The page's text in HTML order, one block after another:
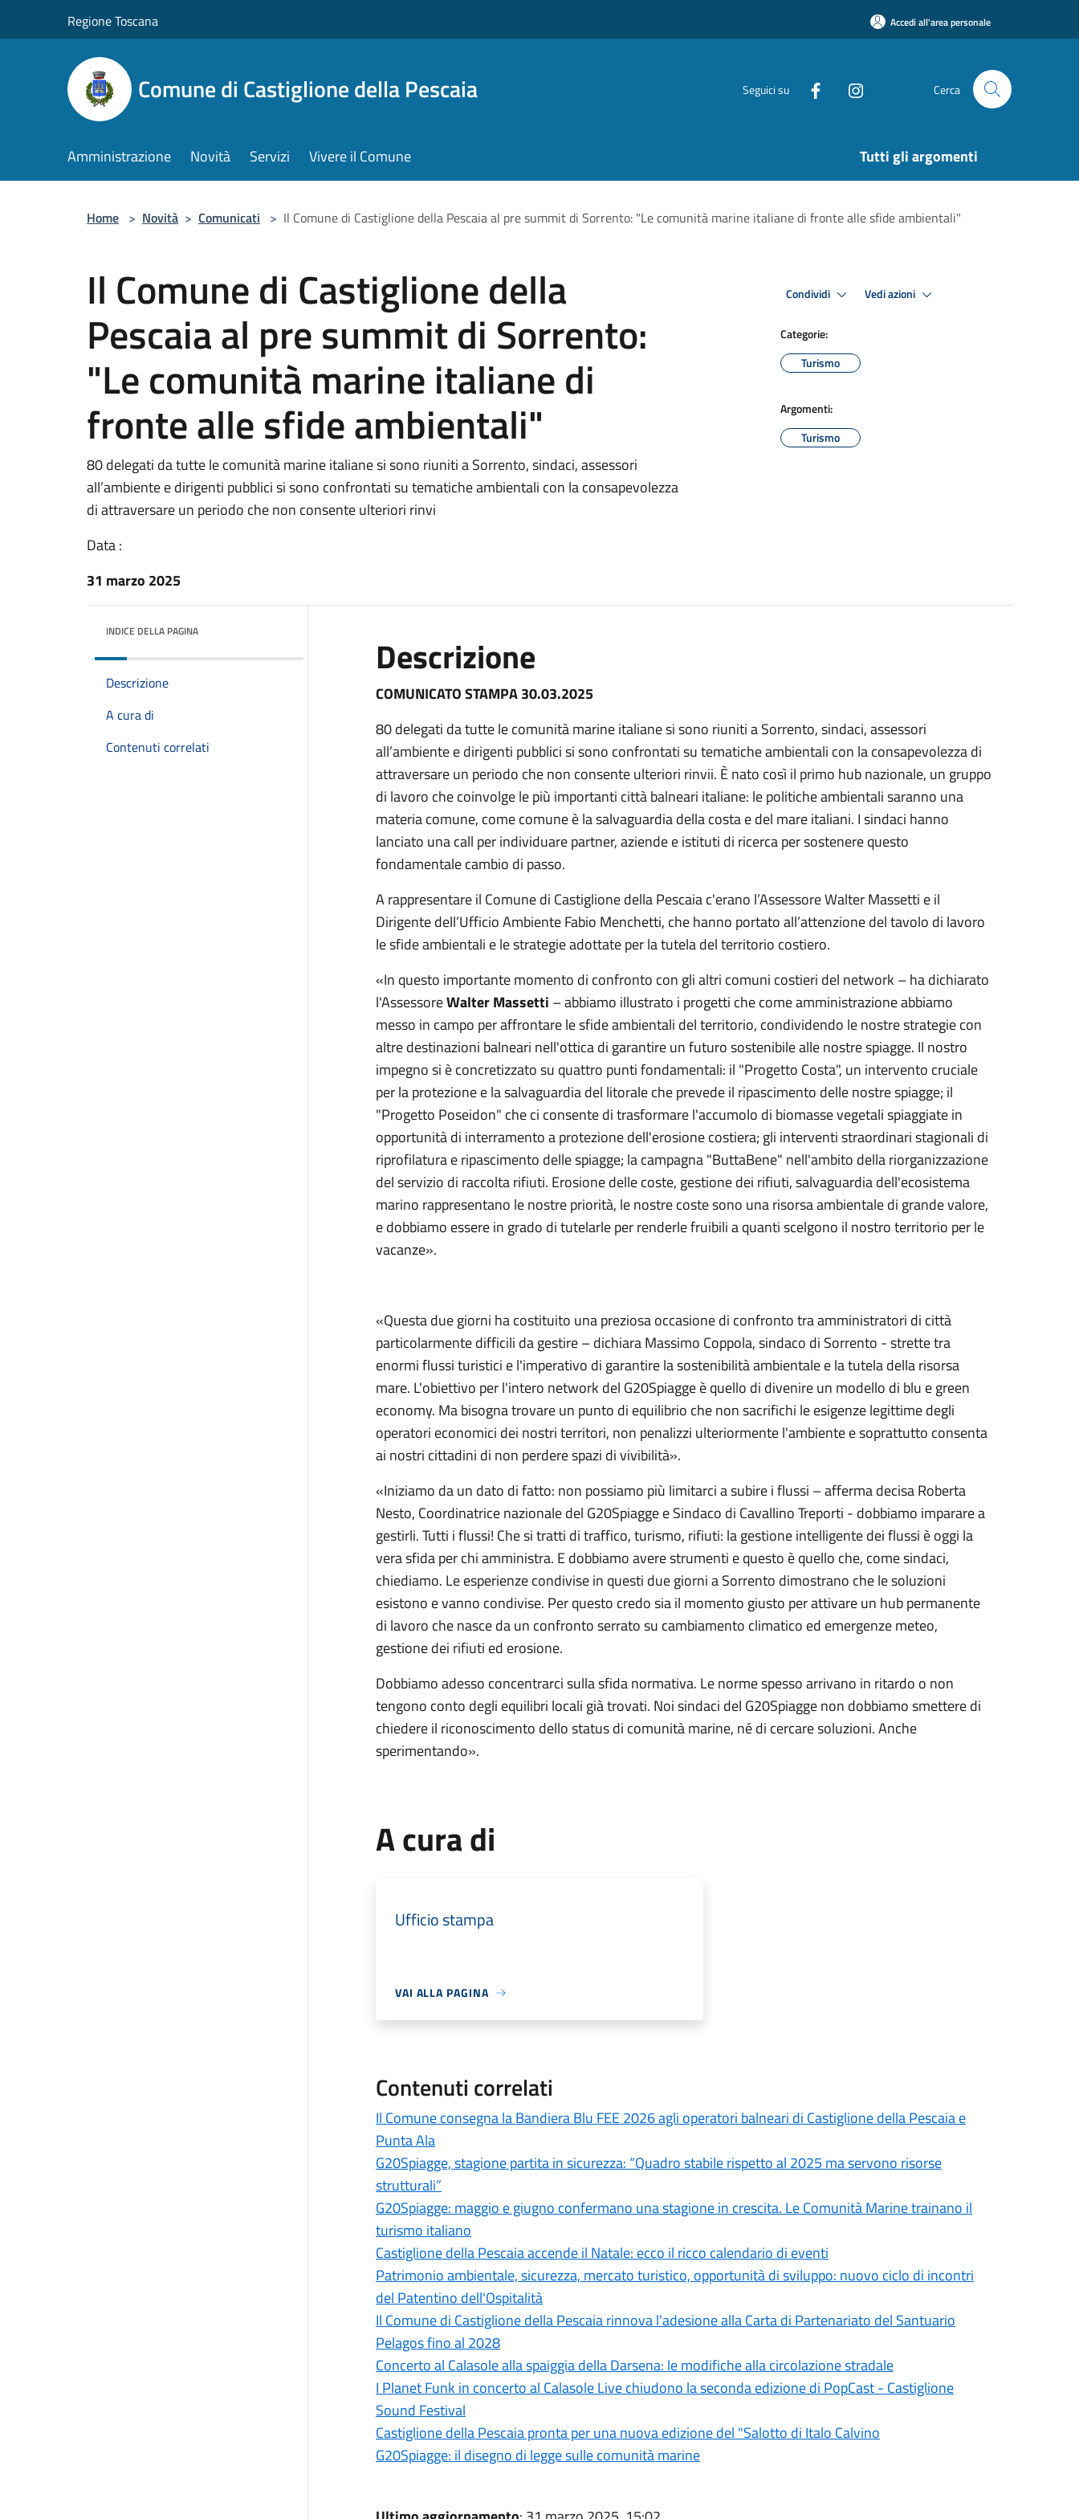
Regione Toscana Accedi all'area personale
Comune di Castiglione della Pescaia Seguici su Cerca
Amministrazione Novità Servizi Vivere il Comune Tutti gli argomenti
Home > Novità > Comunicati > Il Comune di Castiglione della Pescaia al pre summit di Sorrento: "Le comunità marine italiane di fronte alle sfide ambientali"
Il Comune di Castiglione della
Pescaia al pre summit di Sorrento:
"Le comunità marine italiane di
fronte alle sfide ambientali"
80 delegati da tutte le comunità marine italiane si sono riuniti a Sorrento, sindaci, assessori
all’ambiente e dirigenti pubblici si sono confrontati su tematiche ambientali con la consapevolezza
di attraversare un periodo che non consente ulteriori rinvi
Data :
31 marzo 2025
Condividi Vedi azioni
Categorie:
Turismo
Argomenti:
Turismo
INDICE DELLA PAGINA
Descrizione
A cura di
Contenuti correlati
Descrizione
COMUNICATO STAMPA 30.03.2025
80 delegati da tutte le comunità marine italiane si sono riuniti a Sorrento, sindaci, assessori
all’ambiente e dirigenti pubblici si sono confrontati su tematiche ambientali con la consapevolezza di
attraversare un periodo che non consente ulteriori rinvii. È nato così il primo hub nazionale, un gruppo
di lavoro che coinvolge le più importanti città balneari italiane: le politiche ambientali saranno una
materia comune, come comune è la salvaguardia della costa e del mare italiani. I sindaci hanno
lanciato una call per individuare partner, aziende e istituti di ricerca per sostenere questo
fondamentale cambio di passo.
A rappresentare il Comune di Castiglione della Pescaia c'erano l’Assessore Walter Massetti e il
Dirigente dell’Ufficio Ambiente Fabio Menchetti, che hanno portato all’attenzione del tavolo di lavoro
le sfide ambientali e le strategie adottate per la tutela del territorio costiero.
«In questo importante momento di confronto con gli altri comuni costieri del network – ha dichiarato
l'AssessoreWalter Massetti – abbiamo illustrato i progetti che come amministrazione abbiamo
messo in campo per affrontare le sfide ambientali del territorio, condividendo le nostre strategie con
altre destinazioni balneari nell'ottica di garantire un futuro sostenibile alle nostre spiagge. Il nostro
impegno si è concretizzato su quattro punti fondamentali: il "Progetto Costa", un intervento cruciale
per la protezione e la salvaguardia del litorale che prevede il ripascimento delle nostre spiagge; il
"Progetto Poseidon" che ci consente di trasformare l'accumolo di biomasse vegetali spiaggiate in
opportunità di interramento a protezione dell'erosione costiera; gli interventi straordinari stagionali di
riprofilatura e ripascimento delle spiagge; la campagna "ButtaBene" nell'ambito della riorganizzazione
del servizio di raccolta rifiuti. Erosione delle coste, gestione dei rifiuti, salvaguardia dell'ecosistema
marino rappresentano le nostre priorità, le nostre coste sono una risorsa ambientale di grande valore,
e dobbiamo essere in grado di tutelarle per renderle fruibili a quanti scelgono il nostro territorio per le
vacanze».
«Questa due giorni ha costituito una preziosa occasione di confronto tra amministratori di città
particolarmente difficili da gestire – dichiara Massimo Coppola, sindaco di Sorrento - strette tra
enormi flussi turistici e l'imperativo di garantire la sostenibilità ambientale e la tutela della risorsa
mare. L'obiettivo per l'intero network del G20Spiagge è quello di divenire un modello di blu e green
economy. Ma bisogna trovare un punto di equilibrio che non sacrifichi le esigenze legittime degli
operatori economici dei nostri territori, non penalizzi ulteriormente l'ambiente e soprattutto consenta
ai nostri cittadini di non perdere spazi di vivibilità».
«Iniziamo da un dato di fatto: non possiamo più limitarci a subire i flussi – afferma decisa Roberta
Nesto, Coordinatrice nazionale del G20Spiagge e Sindaco di Cavallino Treporti - dobbiamo imparare a
gestirli. Tutti i flussi! Che si tratti di traffico, turismo, rifiuti: la gestione intelligente dei flussi èoggi la
vera sfida per chi amministra. E dobbiamo avere strumenti e questo è quello che, come sindaci,
chiediamo. Le esperienze condivise in questi due giorni a Sorrento dimostrano che le soluzioni
esistono e vanno condivise. Per questo credo sia il momento giusto per attivare un hub permanente
di lavoro che nasce da un confronto serrato su cambiamento climatico ed emergenze meteo,
gestione dei rifiuti ed erosione.
Dobbiamo adesso concentrarci sulla sfida normativa. Le norme spesso arrivano in ritardo o non
tengono conto degli equilibri locali già trovati. Noi sindaci del G20Spiagge non dobbiamo smettere di
chiedere il riconoscimento dello status di comunità marine, né di cercare soluzioni. Anche
sperimentando».
A cura di
Ufficio stampa
VAI ALLA PAGINA
Contenuti correlati
Il Comune consegna la Bandiera Blu FEE 2026 agli operatori balneari di Castiglione della Pescaia e
Punta Ala
G20Spiagge, stagione partita in sicurezza: “Quadro stabile rispetto al 2025 ma servono risorse
strutturali”
G20Spiagge: maggio e giugno confermano una stagione in crescita. Le Comunità Marine trainano il
turismo italiano
Castiglione della Pescaia accende il Natale: ecco il ricco calendario di eventi
Patrimonio ambientale, sicurezza, mercato turistico, opportunità di sviluppo: nuovo ciclo di incontri
del Patentino dell'Ospitalità
Il Comune di Castiglione della Pescaia rinnova l'adesione alla Carta di Partenariato del Santuario
Pelagos fino al 2028
Concerto al Calasole alla spaiggia della Darsena: le modifiche alla circolazione stradale
I Planet Funk in concerto al Calasole Live chiudono la seconda edizione di PopCast - Castiglione
Sound Festival
Castiglione della Pescaia pronta per una nuova edizione del "Salotto di Italo Calvino
G20Spiagge: il disegno di legge sulle comunità marine